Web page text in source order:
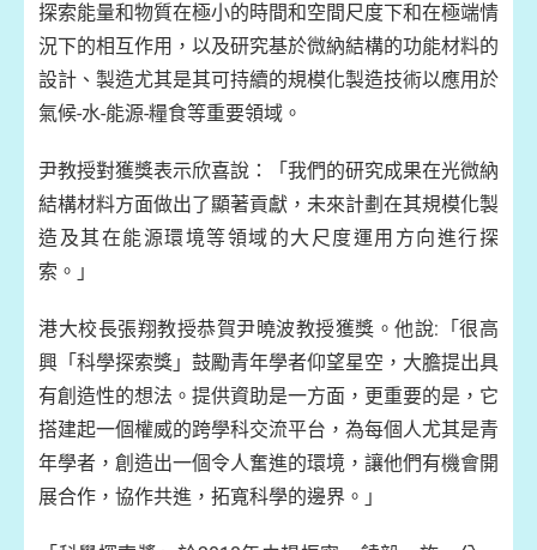
探索能量和物質在極小的時間和空間尺度下和在極端情
況下的相互作用，以及研究基於微納結構的功能材料的
設計、製造尤其是其可持續的規模化製造技術以應用於
氣候-水-能源-糧食等重要領域。
尹教授對獲獎表示欣喜說：「我們的研究成果在光微納
結構材料方面做出了顯著貢獻，未來計劃在其規模化製
造及其在能源環境等領域的大尺度運用方向進行探
索。」
港大校長張翔教授恭賀尹曉波教授獲獎。他說:「很高
興「科學探索獎」鼓勵青年學者仰望星空，大膽提出具
有創造性的想法。提供資助是一方面，更重要的是，它
搭建起一個權威的跨學科交流平台，為每個人尤其是青
年學者，創造出一個令人奮進的環境，讓他們有機會開
展合作，協作共進，拓寬科學的邊界。」